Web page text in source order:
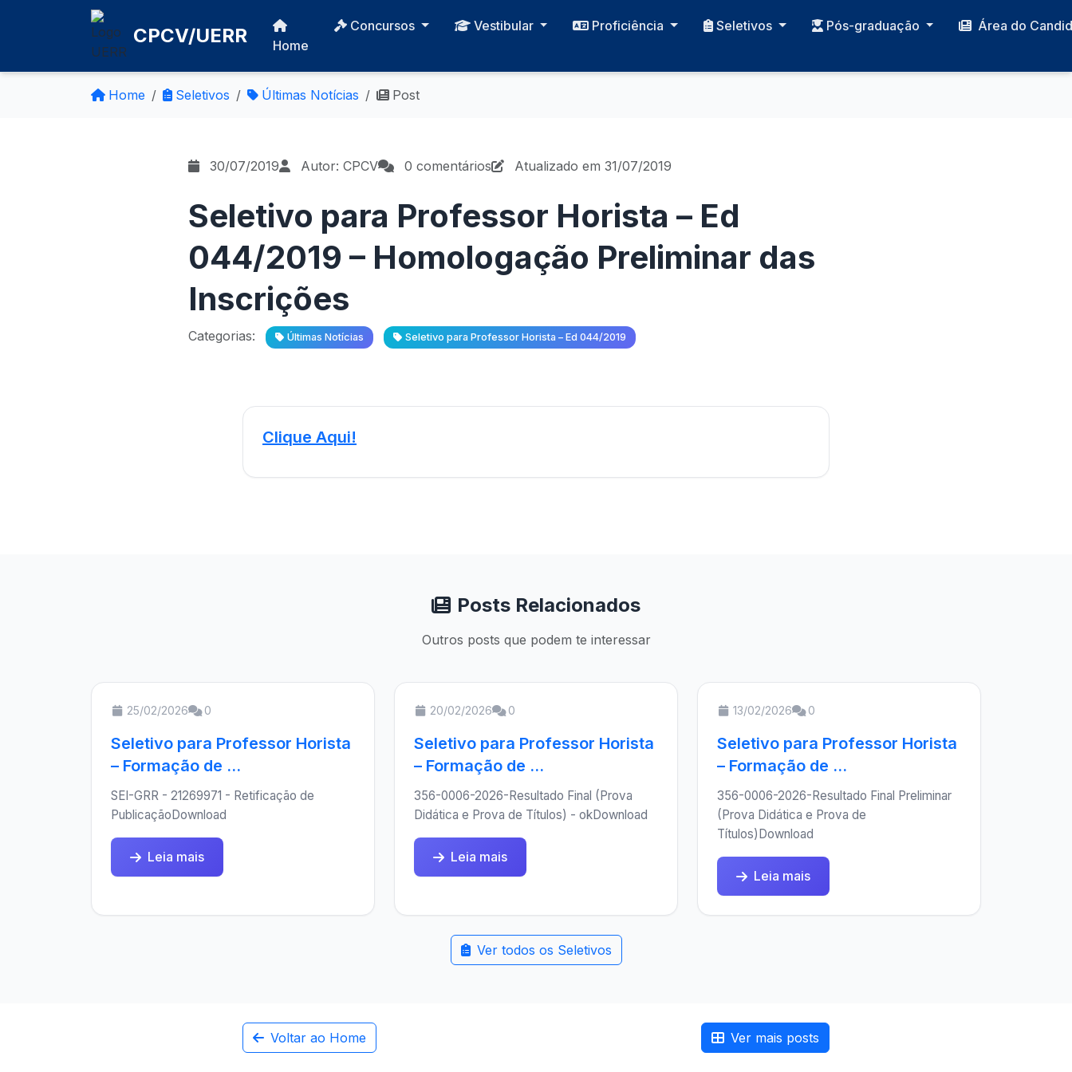
CPCV/UERR Home
Concursos Vestibular Proficiência Seletivos Pós-graduação Área do
Home Seletivos Últimas Notícias Post
30/07/2019 Autor: CPCV 0 comentários Atualizado em 31/07/2019
Seletivo para Professor Horista – Ed
044/2019 – Homologação Preliminar das
Inscrições
Categorias: Últimas Notícias Seletivo para Professor Horista – Ed 044/2019
Clique Aqui!
Posts Relacionados
Outros posts que podem te interessar
25/02/2026 0
Seletivo para Professor Horista
– Formação de ...
SEI-GRR - 21269971 - Retificação de
PublicaçãoDownload
Leia mais
20/02/2026 0
Seletivo para Professor Horista
– Formação de ...
356-0006-2026-Resultado Final (Prova
Didática e Prova de Títulos) - okDownload
Leia mais
13/02/2026 0
Seletivo para Professor Horista
– Formação de ...
356-0006-2026-Resultado Final Preliminar
(Prova Didática e Prova de
Títulos)Download
Leia mais
Ver todos os Seletivos
Voltar ao Home Ver mais posts